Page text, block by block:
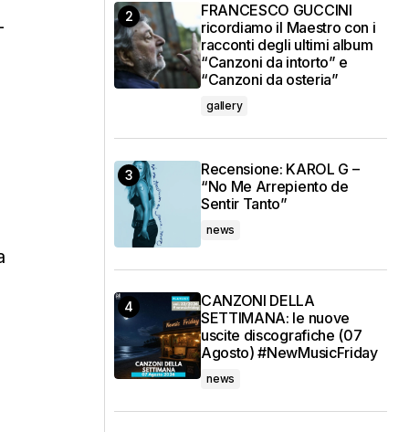
FRANCESCO GUCCINI
ricordiamo il Maestro con i
racconti degli ultimi album
“Canzoni da intorto” e
“Canzoni da osteria”
gallery
Recensione: KAROL G –
“No Me Arrepiento de
Sentir Tanto”
news
CANZONI DELLA
SETTIMANA: le nuove
uscite discografiche (07
Agosto) #NewMusicFriday
news